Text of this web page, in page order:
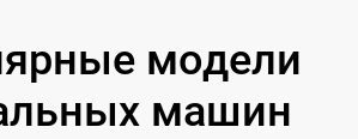
модели
машин